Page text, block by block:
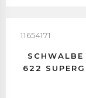
11654171
622